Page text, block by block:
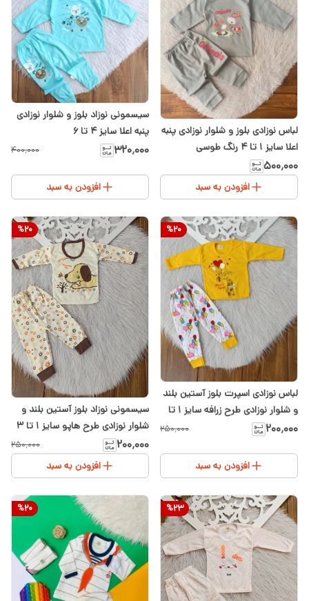
لباس نوزادی بلوز و شلوار نوزادی پنبه
اعلا سایز ۱ تا ۴ رنگ طوسی
۵۰۰٬۰۰۰
افزودن به سبد
سیسمونی نوزاد بلوز و شلوار نوزادی
پنبه اعلا سایز ۴ تا ۶
۳۲۰٬۰۰۰ ۴۰۰٬۰۰۰
افزودن به سبد
%20
لباس نوزادی اسپرت بلوز آستین بلند
و شلوار نوزادی طرح زرافه سایز ۱ تا
۳
۲۰۰٬۰۰۰ ۲۵۰٬۰۰۰
افزودن به سبد
%20
سیسمونی نوزاد بلوز آستین بلند و
شلوار نوزادی طرح هاپو سایز ۱ تا ۳
۲۰۰٬۰۰۰ ۲۵۰٬۰۰۰
افزودن به سبد
%23
%20